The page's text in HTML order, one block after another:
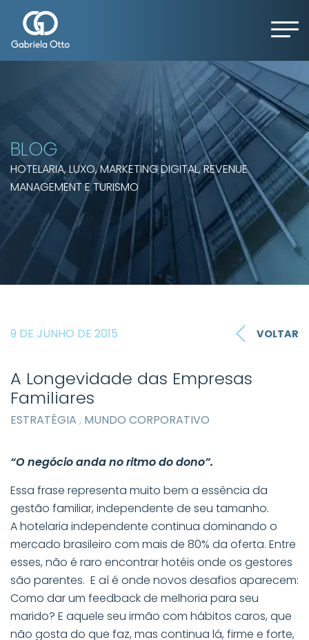
BLOG
HOTELARIA, LUXO, MARKETING DIGITAL, REVENUE
MANAGEMENT E TURISMO
9 DE JUNHO DE 2015 VOLTAR
A Longevidade das Empresas
Familiares
ESTRATÉGIA , MUNDO CORPORATIVO
“O negócio anda no ritmo do dono”.
Essa frase representa muito bem a essência da
gestão familiar, independente de seu tamanho.
A hotelaria independente continua dominando o
mercado brasileiro com mais de 80% da oferta. Entre
esses, não é raro encontrar hotéis onde os gestores
são parentes. E aí é onde novos desafios aparecem:
Como dar um feedback de melhoria para seu
marido? E aquele seu irmão com hábitos caros, que
não gosta do que faz, mas continua lá, firme e forte,